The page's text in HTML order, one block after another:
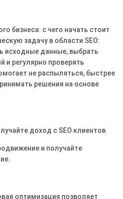
бизнеса: с чего начать стоит
задачу в области SEO:
исходные данные, выбрать
и регулярно проверять
не распыляться, быстрее
решения на основе
доход с SEO клиентов
и получайте
оптимизация позволяет